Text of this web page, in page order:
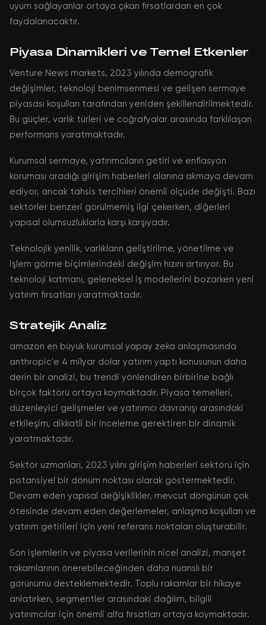
uyum sağlayanlar ortaya çıkan fırsatlardan en çok
faydalanacaktır.
Piyasa Dinamikleri ve Temel Etkenler
Venture News markets, 2023 yılında demografik
değişimler, teknoloji benimsenmesi ve gelişen sermaye
piyasası koşulları tarafından yeniden şekillendirilmektedir.
Bu güçler, varlık türleri ve coğrafyalar arasında farklılaşan
performans yaratmaktadır.
Kurumsal sermaye, yatırımcıların getiri ve enflasyon
koruması aradığı girişim haberleri alanına akmaya devam
ediyor, ancak tahsis tercihleri önemli ölçüde değişti. Bazı
sektörler benzeri görülmemiş ilgi çekerken, diğerleri
yapısal olumsuzluklarla karşı karşıyadır.
Teknolojik yenilik, varlıkların geliştirilme, yönetilme ve
işlem görme biçimlerindeki değişim hızını artırıyor. Bu
teknoloji katmanı, geleneksel iş modellerini bozarken yeni
yatırım fırsatları yaratmaktadır.
Stratejik Analiz
amazon en büyük kurumsal yapay zeka anlaşmasında
anthropic'e 4 milyar dolar yatırım yaptı konusunun daha
derin bir analizi, bu trendi yönlendiren birbirine bağlı
birçok faktörü ortaya koymaktadır. Piyasa temelleri,
düzenleyici gelişmeler ve yatırımcı davranışı arasındaki
etkileşim, dikkatli bir inceleme gerektiren bir dinamik
yaratmaktadır.
Sektör uzmanları, 2023 yılını girişim haberleri sektörü için
potansiyel bir dönüm noktası olarak göstermektedir.
Devam eden yapısal değişiklikler, mevcut döngünün çok
ötesinde devam eden değerlemeler, anlaşma koşulları ve
yatırım getirileri için yeni referans noktaları oluşturabilir.
Son işlemlerin ve piyasa verilerinin nicel analizi, manşet
rakamlarının önerebileceğinden daha nüanslı bir
görünümü desteklemektedir. Toplu rakamlar bir hikaye
anlatırken, segmentler arasındaki dağılım, bilgili
yatırımcılar için önemli alfa fırsatları ortaya koymaktadır.